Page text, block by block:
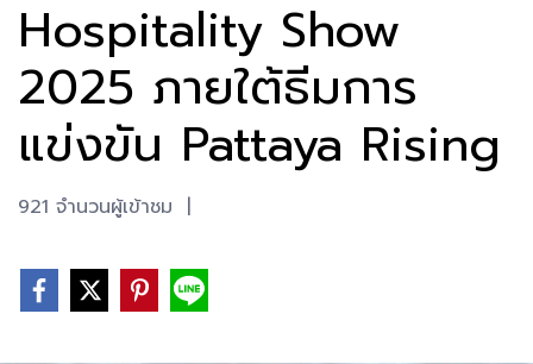
Hospitality Show
2025 ภายใต้ธีมการ
แข่งขัน Pattaya Rising
921 จำนวนผู้เข้าชม |